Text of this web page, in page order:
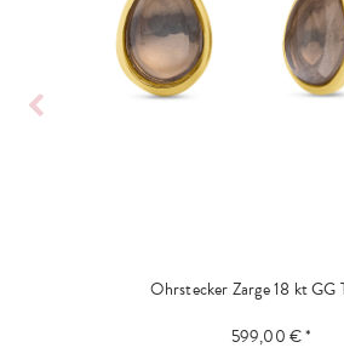
Ohrstecker Zarge 18 kt GG
599,00 € *